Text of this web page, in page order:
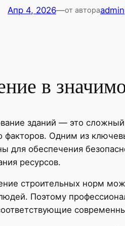
Апр 4, 2026—от автораadmin
в
зданий — это
факторов. Одним из
для обеспечения
ресурсов.
строительных норм
Поэтому